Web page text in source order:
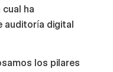
ha
auditoría digital
los pilares